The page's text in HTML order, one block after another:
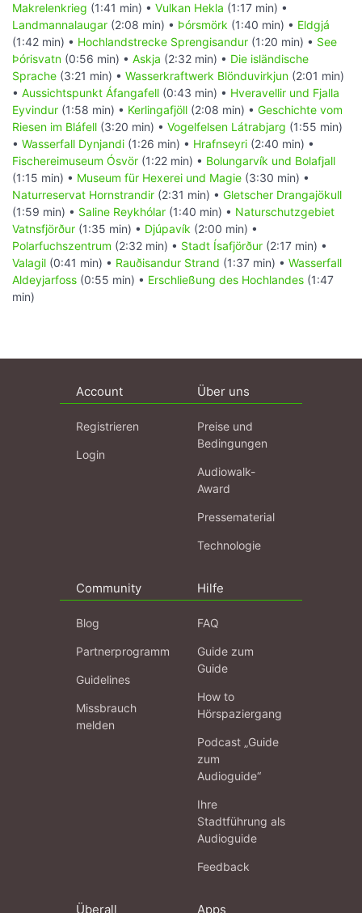
Makrelenkrieg (1:41 min) • Vulkan Hekla (1:17 min) •
Landmannalaugar (2:08 min) • Þórsmörk (1:40 min) • Eldgjá
(1:42 min) • Hochlandstrecke Sprengisandur (1:20 min) • See
Þórisvatn (0:56 min) • Askja (2:32 min) • Die isländische
Sprache (3:21 min) • Wasserkraftwerk Blönduvirkjun (2:01 min)
• Aussichtspunkt Áfangafell (0:43 min) • Hveravellir und Fjalla
Eyvindur (1:58 min) • Kerlingafjöll (2:08 min) • Geschichte vom
Riesen im Bláfell (3:20 min) • Vogelfelsen Látrabjarg (1:55 min)
• Wasserfall Dynjandi (1:26 min) • Hrafnseyri (2:40 min) •
Fischereimuseum Ósvör (1:22 min) • Bolungarvík und Bolafjall
(1:15 min) • Museum für Hexerei und Magie (3:30 min) •
Naturreservat Hornstrandir (2:31 min) • Gletscher Drangajökull
(1:59 min) • Saline Reykhólar (1:40 min) • Naturschutzgebiet
Vatnsfjörður (1:35 min) • Djúpavík (2:00 min) •
Polarfuchszentrum (2:32 min) • Stadt Ísafjörður (2:17 min) •
Valagil (0:41 min) • Rauðisandur Strand (1:37 min) • Wasserfall
Aldeyjarfoss (0:55 min) • Erschließung des Hochlandes (1:47
min)
Account
Registrieren
Login
Über uns
Preise und
Bedingungen
Audiowalk-
Award
Pressematerial
Technologie
Community
Blog
Partnerprogramm
Guidelines
Missbrauch
melden
Hilfe
FAQ
Guide zum
Guide
How to
Hörspaziergang
Podcast „Guide
zum
Audioguide“
Ihre
Stadtführung als
Audioguide
Feedback
Überall Apps